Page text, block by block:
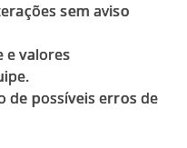
sem aviso
e valores
de possíveis erros de